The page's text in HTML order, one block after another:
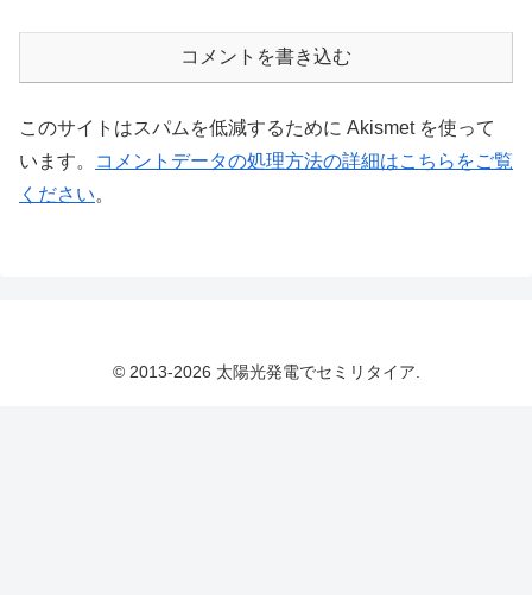
コメントを書き込む
このサイトはスパムを低減するために Akismet を使って
います。
コメントデータの処理方法の詳細はこちらをご覧
ください。
© 2013-2026 太陽光発電でセミリタイア.